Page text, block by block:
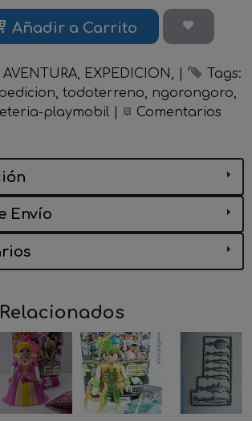
Añadir a Carrito
AVENTURA, EXPEDICION,
Tags:
todoterreno
ngorongoro
playmobil Comentarios
Envío